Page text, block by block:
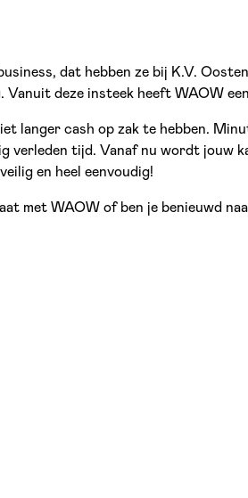
dat hebben ze bij K.V.
Vanuit deze insteek heeft WAOW
langer cash op zak te hebben.
verleden tijd. Vanaf nu wordt jouw
en heel eenvoudig!
met WAOW of ben je benieuwd